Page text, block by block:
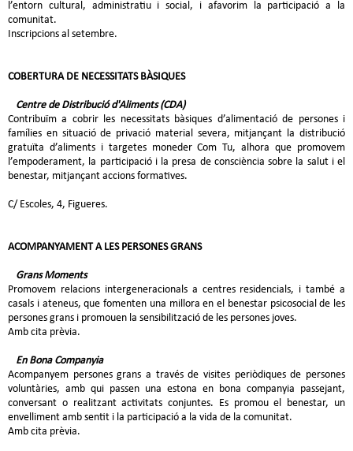
l’entorn cultural, administratiu i social, i afavorim la participació a la
comunitat.
Inscripcions al setembre.
COBERTURA DE NECESSITATS BÀSIQUES
Centre de Distribució d'Aliments (CDA)
Contribuïm a cobrir les necessitats bàsiques d’alimentació de persones i
famílies en situació de privació material severa, mitjançant la distribució
gratuïta d’aliments i targetes moneder Com Tu, alhora que promovem
l’empoderament, la participació i la presa de consciència sobre la salut i el
benestar, mitjançant accions formatives.
C/ Escoles, 4, Figueres.
ACOMPANYAMENT A LES PERSONES GRANS
Grans Moments
Promovem relacions intergeneracionals a centres residencials, i també a
casals i ateneus, que fomenten una millora en el benestar psicosocial de les
persones grans i promouen la sensibilització de les persones joves.
Amb cita prèvia.
En Bona Companyia
Acompanyem persones grans a través de visites periòdiques de persones
voluntàries, amb qui passen una estona en bona companyia passejant,
conversant o realitzant activitats conjuntes. Es promou el benestar, un
envelliment amb sentit i la participació a la vida de la comunitat.
Amb cita prèvia.